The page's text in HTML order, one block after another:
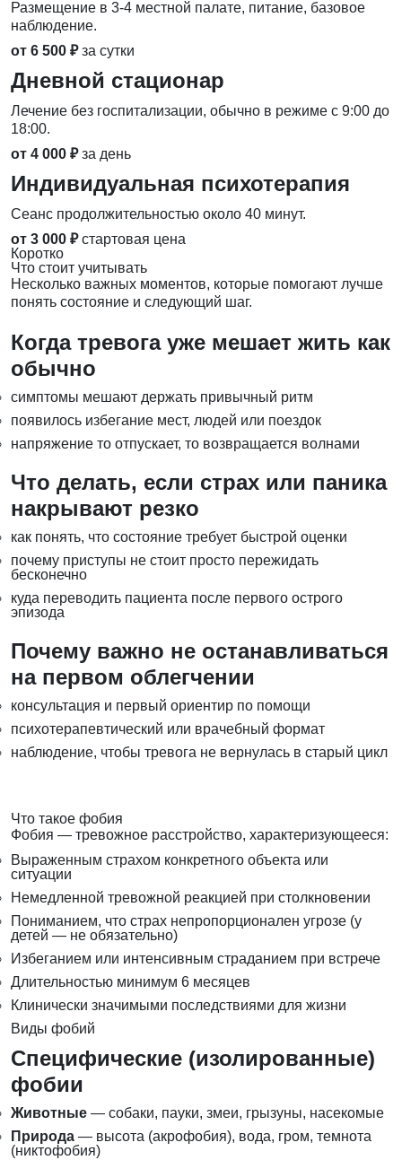
Размещение в 3-4 местной палате, питание, базовое
наблюдение.
от 6 500 ₽ за сутки
Дневной стационар
Лечение без госпитализации, обычно в режиме с 9:00 до
18:00.
от 4 000 ₽ за день
Индивидуальная психотерапия
Сеанс продолжительностью около 40 минут.
от 3 000 ₽ стартовая цена
Коротко
Что стоит учитывать
Несколько важных моментов, которые помогают лучше
понять состояние и следующий шаг.
Когда тревога уже мешает жить как
обычно
симптомы мешают держать привычный ритм
появилось избегание мест, людей или поездок
напряжение то отпускает, то возвращается волнами
Что делать, если страх или паника
накрывают резко
как понять, что состояние требует быстрой оценки
почему приступы не стоит просто пережидать
бесконечно
куда переводить пациента после первого острого
эпизода
Почему важно не останавливаться
на первом облегчении
консультация и первый ориентир по помощи
психотерапевтический или врачебный формат
наблюдение, чтобы тревога не вернулась в старый цикл
Что такое фобия
Фобия — тревожное расстройство, характеризующееся:
Выраженным страхом конкретного объекта или
ситуации
Немедленной тревожной реакцией при столкновении
Пониманием, что страх непропорционален угрозе (у
детей — не обязательно)
Избеганием или интенсивным страданием при встрече
Длительностью минимум 6 месяцев
Клинически значимыми последствиями для жизни
Виды фобий
Специфические (изолированные)
фобии
Животные — собаки, пауки, змеи, грызуны, насекомые
Природа — высота (акрофобия), вода, гром, темнота
(никтофобия)